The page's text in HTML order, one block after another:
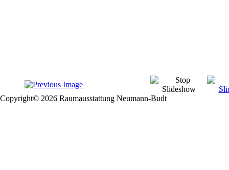
Copyright© 2026 Raumausstattung Neumann-Budt